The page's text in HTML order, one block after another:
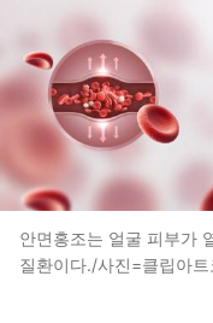
안면홍조는 얼굴 피부가
질환이다./사진=클립아